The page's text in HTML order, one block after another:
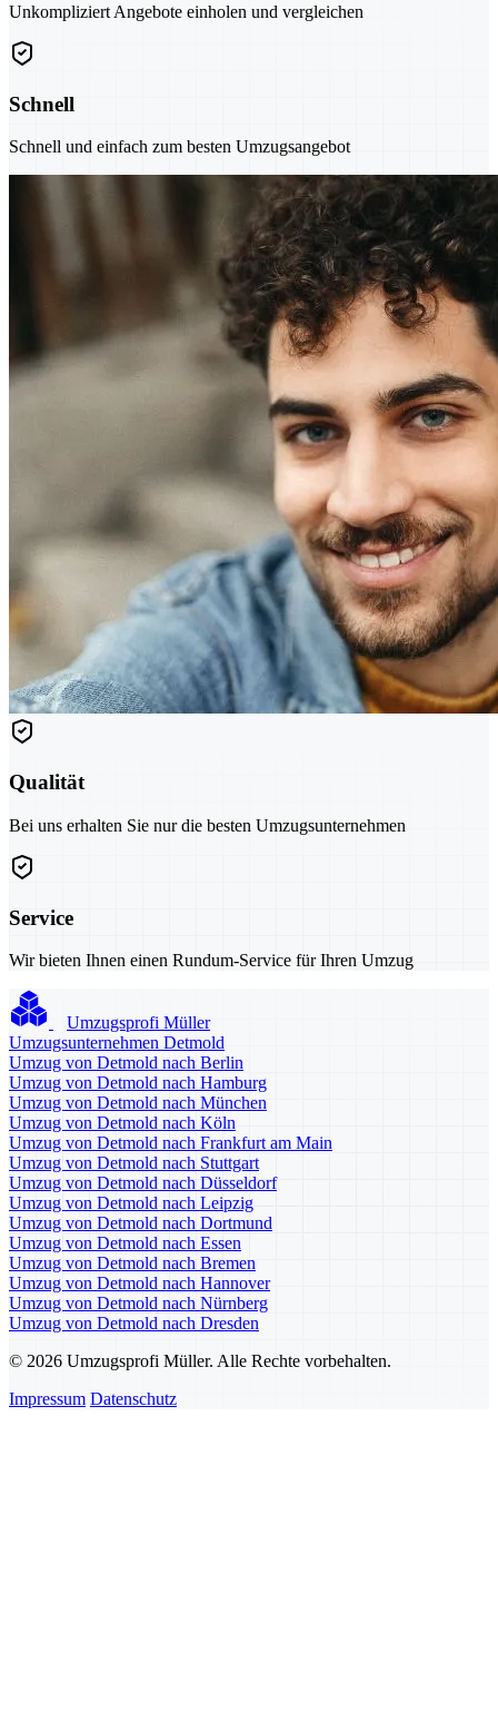
Unkompliziert Angebote einholen und vergleichen
Schnell
Schnell und einfach zum besten Umzugsangebot
Qualität
Bei uns erhalten Sie nur die besten Umzugsunternehmen
Service
Wir bieten Ihnen einen Rundum-Service für Ihren Umzug
Umzugsprofi Müller
Umzugsunternehmen Detmold
Umzug von Detmold nach Berlin
Umzug von Detmold nach Hamburg
Umzug von Detmold nach München
Umzug von Detmold nach Köln
Umzug von Detmold nach Frankfurt am Main
Umzug von Detmold nach Stuttgart
Umzug von Detmold nach Düsseldorf
Umzug von Detmold nach Leipzig
Umzug von Detmold nach Dortmund
Umzug von Detmold nach Essen
Umzug von Detmold nach Bremen
Umzug von Detmold nach Hannover
Umzug von Detmold nach Nürnberg
Umzug von Detmold nach Dresden
© 2026 Umzugsprofi Müller. Alle Rechte vorbehalten.
Impressum Datenschutz